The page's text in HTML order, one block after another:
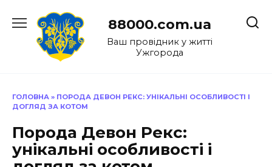
до
88000.com.ua
Ваш провідник у житті
Ужгорода
ГОЛОВНА » ПОРОДА ДЕВОН РЕКС: УНІКАЛЬНІ ОСОБЛИВОСТІ І
ДОГЛЯД ЗА КОТОМ
Порода Девон Рекс:
унікальні особливості і